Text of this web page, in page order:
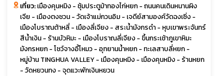
เที่ยว:เมืองคุนหมิง - ซุ้มประตูม้าทองไก่หยก - ถนนคนเดินหนานผิง
เจีย - เมืองตงชวน - วัดเจ้าแม่กวนอิม - เจดีย์สามองค์วัดฉงเซิ่ง -
เมืองโบราณต้าหลี่ - เมืองลี่เจียง - สระน้ำมังกรดำ - หุบเขาพระจันทร์
สีน้ำเงิน - ร้านบัวหิมะ - เมืองโบราณลี่เจียง - ขึ้นกระเช้าภูเขาหิมะ
มังกรหยก - โชว์จางอี้โหมว - อุทยานน้ำหยก - ทะเลสาบลี่หยก -
หมู่บ้าน TINGHUA VALLEY - เมืองคุนหมิง - เมืองคุนหมิง - ร้านหยก
- วัดหยวนทง - จุดแวะพักเงินหยวน